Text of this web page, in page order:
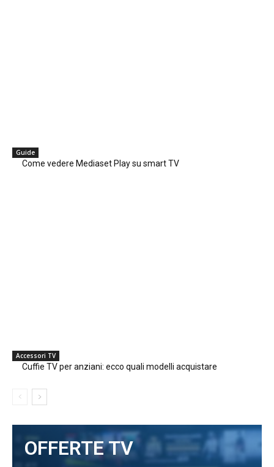
Guide
Come vedere Mediaset Play su smart TV
Accessori TV
Cuffie TV per anziani: ecco quali modelli acquistare
OFFERTE TV